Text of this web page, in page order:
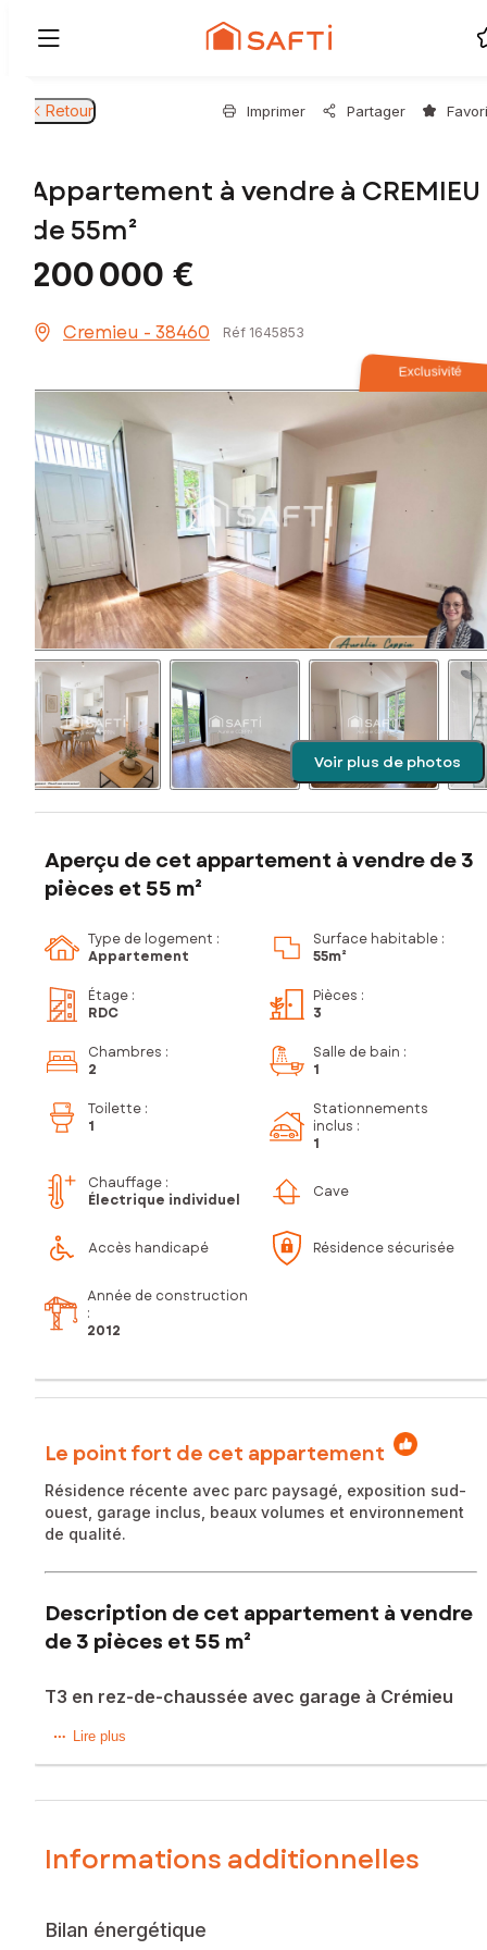
Retour Imprimer Partager
Appartement à vendre à CREMIEU
de 55m²
200 000 €
Cremieu - 38460 Réf 1645853
Exclusivité
Voir plus de photos
Aperçu de cet appartement à vendre de 3
pièces et 55 m²
Type de logement :
Appartement
Surface habitable :
55m²
Étage :
RDC
Pièces :
3
Chambres :
2
Salle de bain :
1
Toilette :
1
Stationnements
inclus :
1
Chauffage :
Électrique individuel
Cave
Accès handicapé Résidence sécurisée
Année de construction
:
2012
Le point fort de cet appartement
Résidence récente avec parc paysagé, exposition sud-
ouest, garage inclus, beaux volumes et environnement
de qualité.
Description de cet appartement à vendre
de 3 pièces et 55 m²
T3 en rez-de-chaussée avec garage à Crémieu
Au cœur de Crémieu, dans un environnement recherché
résidence de 2012, parfaitement entretenue, avec un
La situation du bien offre un cadre de vie privilégié, à
Lire plus
Informations additionnelles
Bilan énergétique